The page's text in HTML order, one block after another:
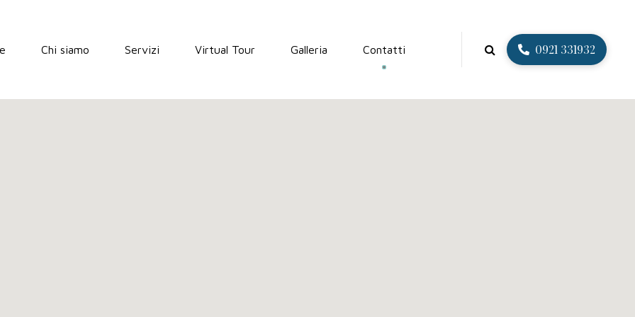
0921 331932
Chi siamo Servizi Virtual Tour Galleria Contatti